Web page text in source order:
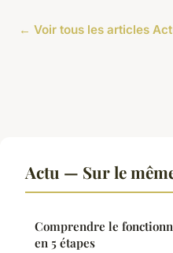
← Voir tous les articles
Actu — Sur le
Comprendre le
en 5 étapes